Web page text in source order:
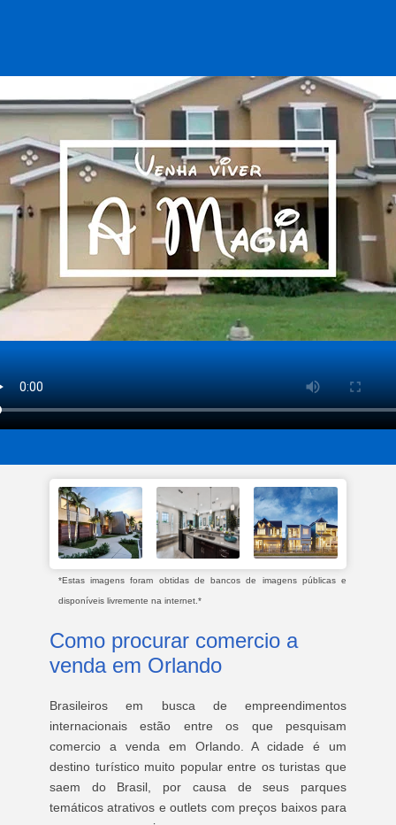
*Estas imagens foram obtidas de bancos de imagens públicas e
disponíveis livremente na internet.*
Como procurar comercio a
venda em Orlando
Brasileiros em busca de empreendimentos
internacionais estão entre os que pesquisam
comercio a venda em Orlando. A cidade é um
destino turístico muito popular entre os turistas que
saem do Brasil, por causa de seus parques
temáticos atrativos e outlets com preços baixos para